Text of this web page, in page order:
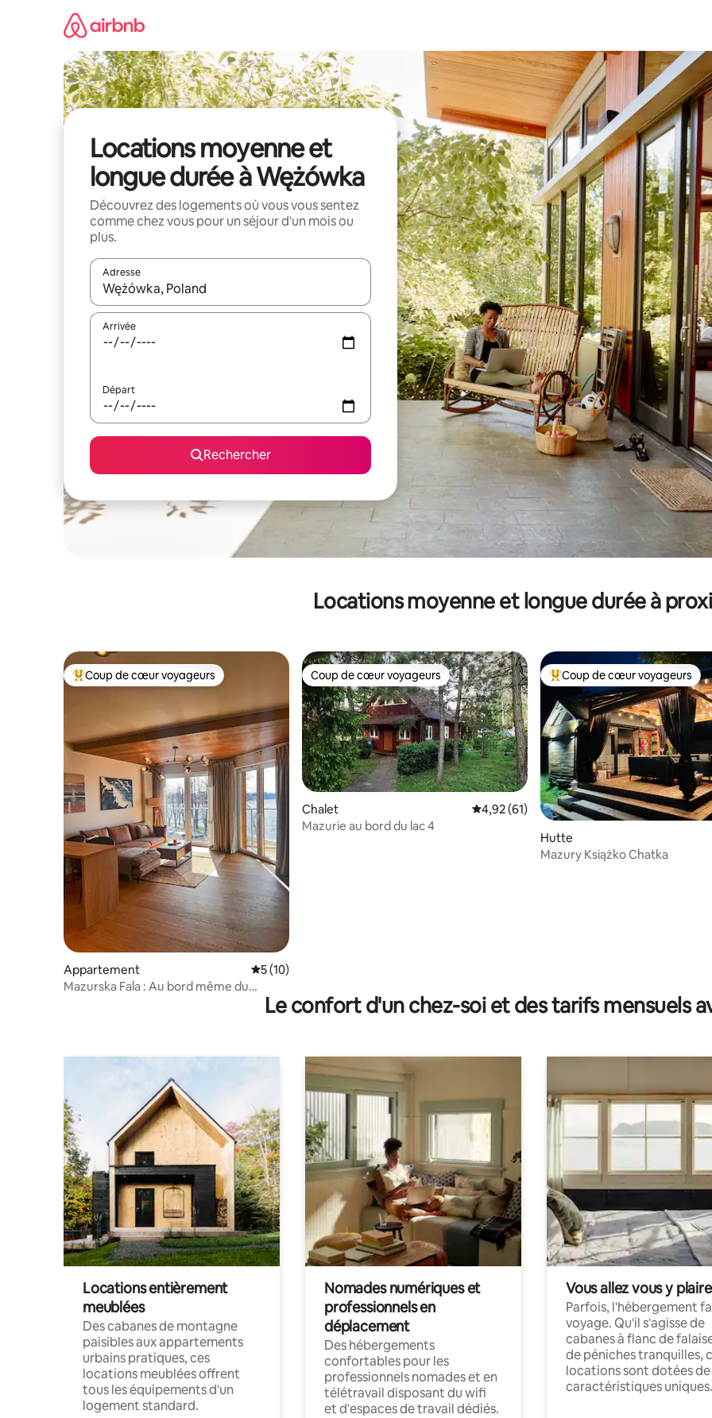
Locations moyenne et
longue durée à Wężówka
Découvrez des logements où vous vous sentez
comme chez vous pour un séjour d'un mois ou
plus.
Adresse
Lorsque les résultats s'affichent, utilisez les flèches vers le haut et vers le bas pour les parcourir ou en appuyant et en
Arrivée
Départ
Rechercher
Locations moyenne et longue durée à
Coups de cœur voyageurs les plus appréciés
Coup de cœur voyageurs
Appartement Évaluation moyenne sur la base de 10 commentaires : 5 sur 5
5 (10)
Mazurska Fala : Au bord même du
Coup de cœur voyageurs
Coup de cœur voyageurs
Chalet Évaluation moyenne sur la base de 61
4,92 (61)
Mazurie au bord du lac 4
Coups de cœur voyageurs les
Coup de cœur voyageurs
Hutte
Mazury Książko Chatka
Le confort d'un chez-soi et des tarifs mensuels
Locations entièrement
meublées
Des cabanes de montagne
paisibles aux appartements
urbains pratiques, ces
locations meublées offrent
tous les équipements d'un
logement standard.
Nomades numériques et
professionnels en
déplacement
Des hébergements
confortables pour les
professionnels nomades et en
télétravail disposant du wifi
et d'espaces de travail dédiés.
Vous allez vous y plaire
Parfois, l'hébergement
voyage. Qu'il s'agisse de
cabanes à flanc de
de péniches tranquilles,
locations sont dotées de
caractéristiques uniques.